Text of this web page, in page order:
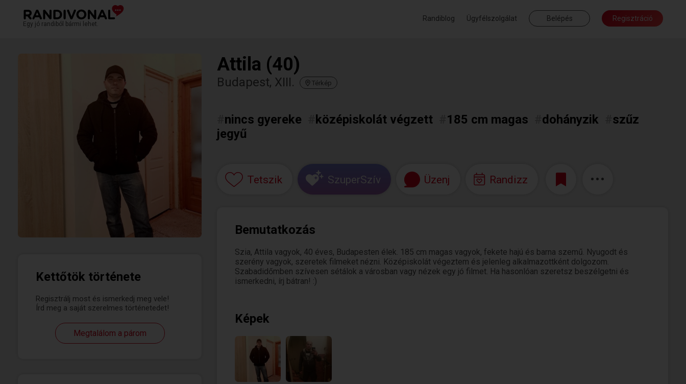
Egy jó randiból bármi lehet.
Randiblog Ügyfélszolgálat Belépés Regisztráció
Kettőtök története
Regisztrálj most és ismerkedj meg vele!
Írd meg a saját szerelmes történetedet!
Megtalálom a párom
Attila (40)
Budapest, XIII. Térkép
nincs gyereke középiskolát végzett 185 cm magas dohányzik
szűz
jegyű
Tetszik SzuperSzív Üzenj Randizz
Bemutatkozás
Szia, Attila vagyok, 40 éves, Budapesten élek. 185 cm magas vagyok, fekete hajú és barna szemű. Nyugodt és
szerény vagyok, szeretek filmeket nézni. Középiskolát végeztem és jelenleg alkalmazottként dolgozom.
Szabadidőmben szívesen sétálok a városban vagy nézek egy jó filmet. Ha hasonlóan szeretsz beszélgetni és
ismerkedni, írj bátran! :)
Képek